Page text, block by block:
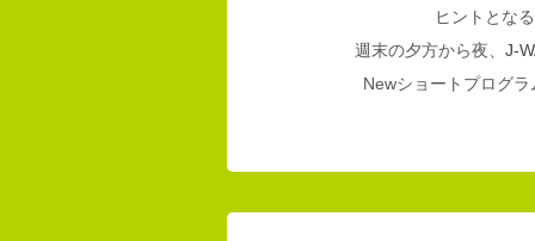
ヒントとな
週末の夕方から夜、 J-
Newショートプログ